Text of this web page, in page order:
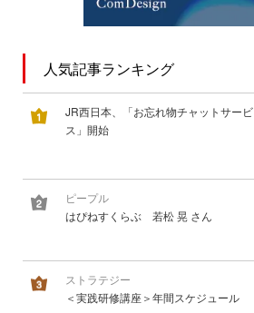
人気記事ランキング
JR西日本、「お忘れ物チャットサービ
ス」開始
ピープル
はぴねすくらぶ 若松 晃 さん
ストラテジー
＜実践研修講座＞年間スケジュール